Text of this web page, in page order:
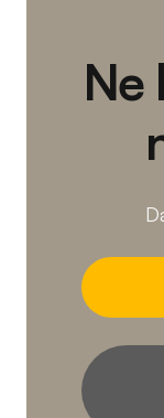
Ne